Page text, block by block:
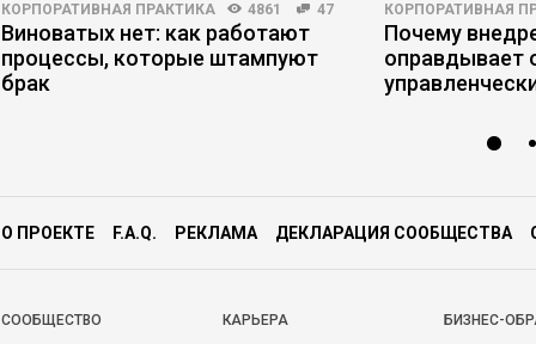
КОРПОРАТИВНАЯ ПРАКТИКА 4861 47
Виноватых нет: как работают
процессы, которые штампуют
брак
КОРПОРАТИВНАЯ
Почему
оправдывает
О ПРОЕКТЕ F.A.Q. РЕКЛАМА ДЕКЛАРАЦИЯ СООБЩЕСТВА
CООБЩЕСТВО КАРЬЕРА БИЗНЕС-